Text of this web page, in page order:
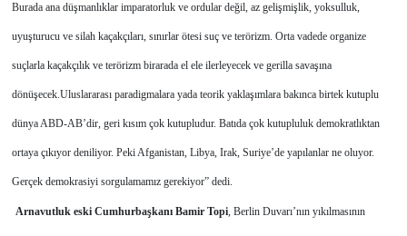
Burada ana düşmanlıklar imparatorluk ve ordular değil, az gelişmişlik, yoksulluk,
uyuşturucu ve silah kaçakçıları, sınırlar ötesi suç ve terörizm. Orta vadede organize
suçlarla kaçakçılık ve terörizm birarada el ele ilerleyecek ve gerilla savaşına
dönüşecek.Uluslararası paradigmalara yada teorik yaklaşımlara bakınca birtek kutuplu
dünya ABD-AB’dir, geri kısım çok kutupludur. Batıda çok kutupluluk demokratlıktan
ortaya çıkıyor deniliyor. Peki Afganistan, Libya, Irak, Suriye’de yapılanlar ne oluyor.
Gerçek demokrasiyi sorgulamamız gerekiyor” dedi.
Arnavutluk eski Cumhurbaşkanı Bamir Topi, Berlin Duvarı’nın yıkılmasının